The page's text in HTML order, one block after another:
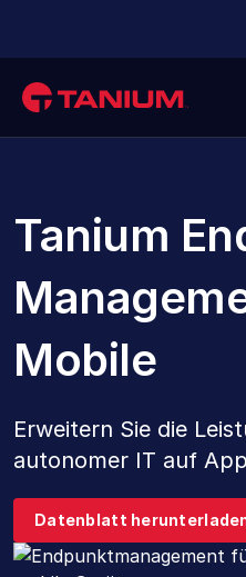
Lösungen
Kunden
Partner
Ressourcen
Unternehmen
Tanium
Mobile
Erweitern Sie die
autonomer IT auf
Datenblatt